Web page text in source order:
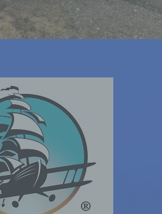
Informationen
werden und
und organisatorischen
unterliegen, die
oder
natürlichen Person
werden.
oder für die
Verantwortlicher
oder für die
Verantwortlicher ist die
juristische Person,
oder andere
oder gemeinsam mit